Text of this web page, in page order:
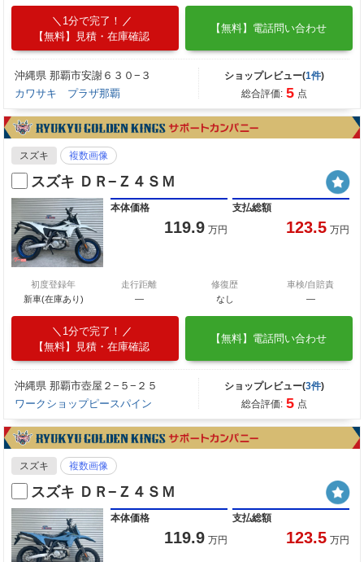
1分で完了！
【無料】見積・在庫確認
【無料】電話問い合わせ
沖縄県 那覇市安謝６３０−３
カワサキ プラザ那覇
ショップレビュー(1件)
総合評価: 5 点
スズキ 複数画像
スズキ ＤＲ−Ｚ４ＳＭ
本体価格
119.9 万円
支払総額
123.5 万円
初度登録年
新車(在庫あり)
走行距離
―
修復歴
なし
車検/自賠責
―
1分で完了！
【無料】見積・在庫確認
【無料】電話問い合わせ
沖縄県 那覇市壺屋２−５−２５
ワークショップピースパイン
ショップレビュー(3件)
総合評価: 5 点
スズキ 複数画像
スズキ ＤＲ−Ｚ４ＳＭ
本体価格
119.9 万円
支払総額
123.5 万円